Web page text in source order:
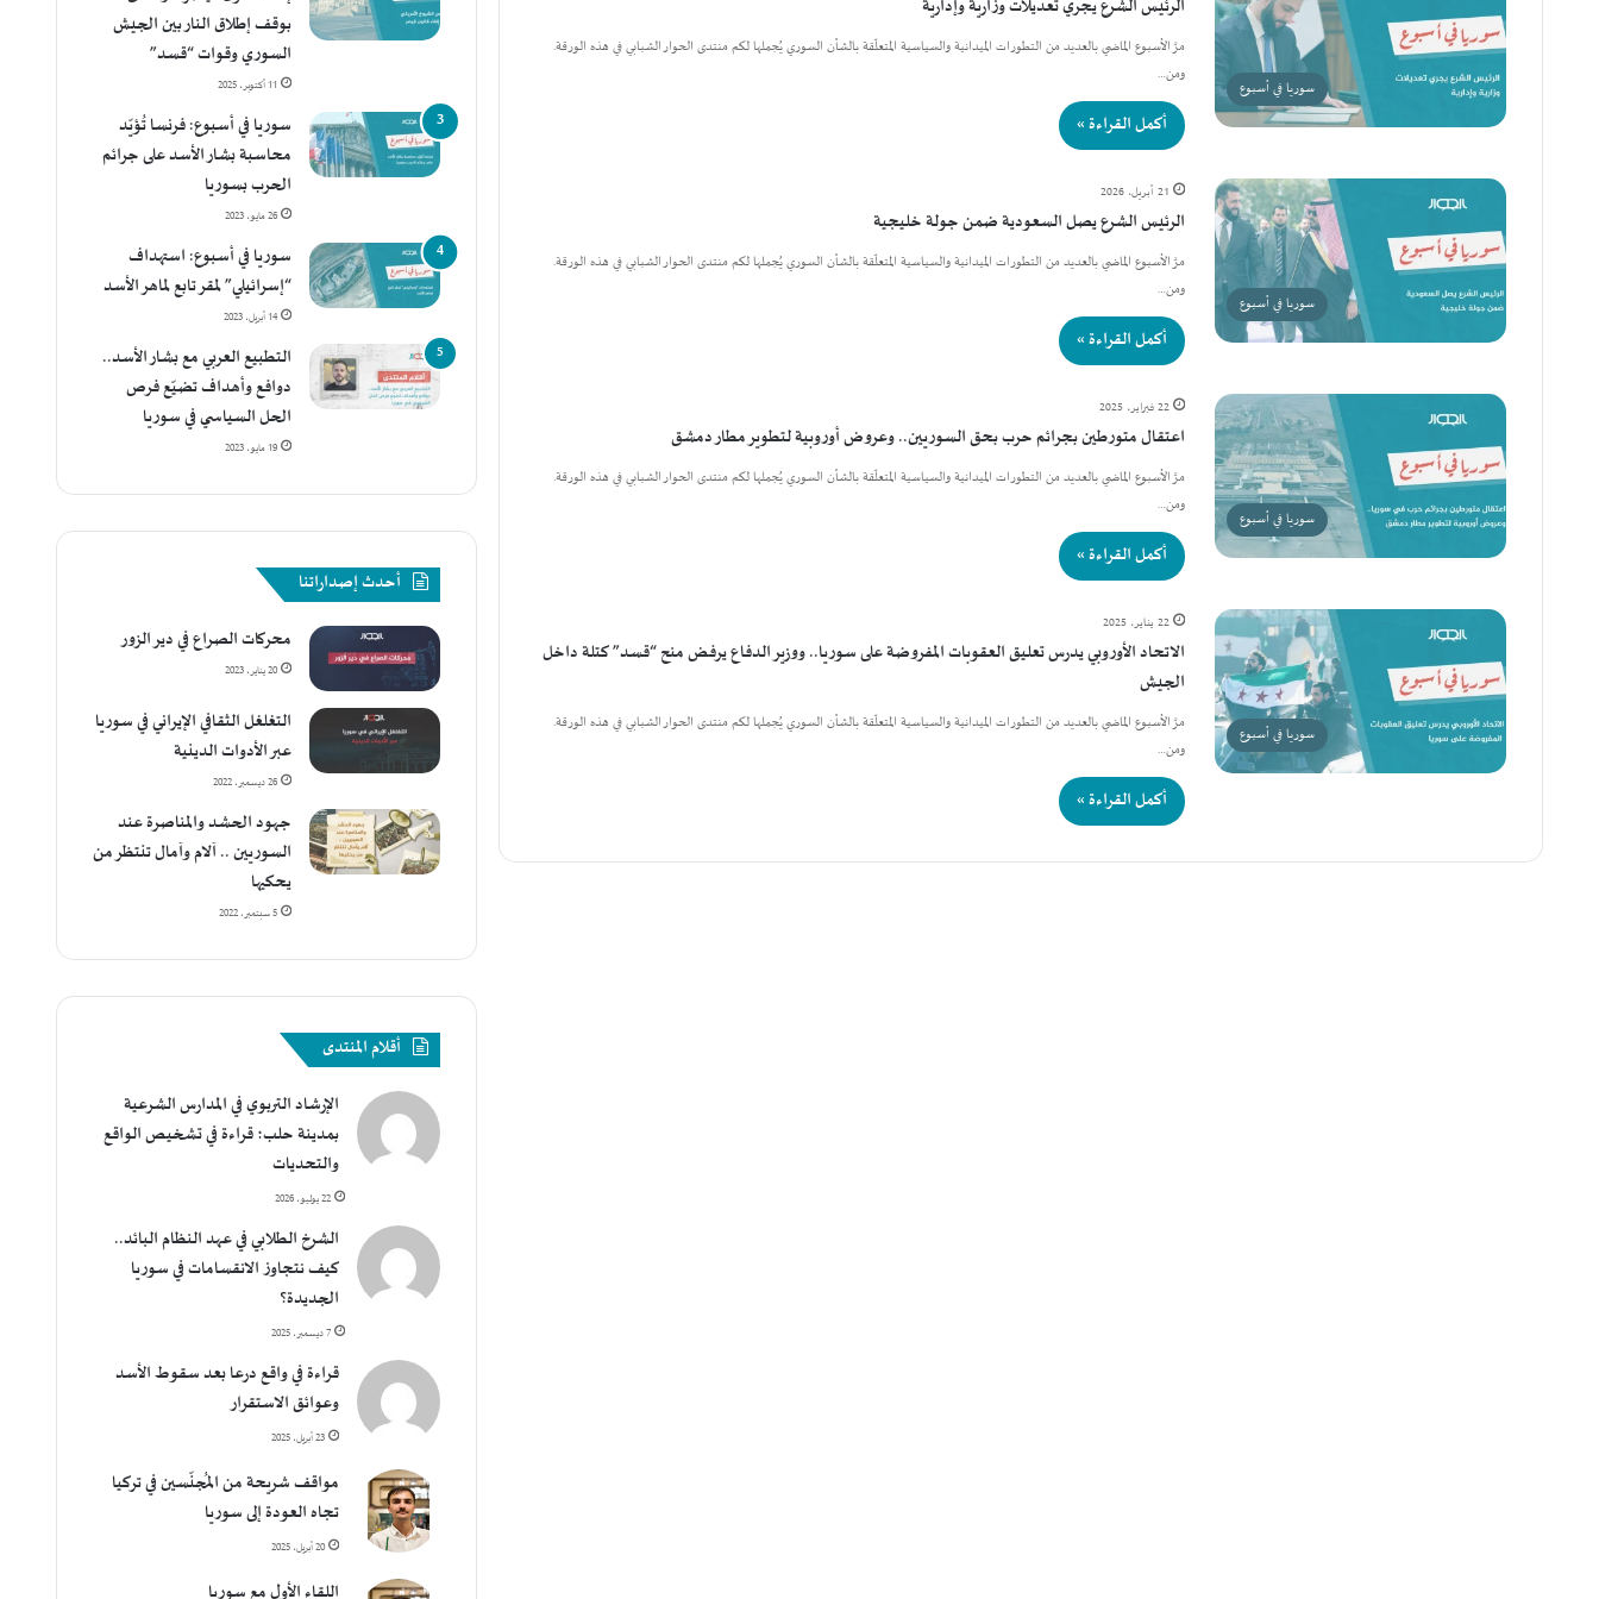
سوريا في أسبوع
الرئيس الشرع يجري تعديلات وزارية وإدارية
مرَّ الأسبوع الماضي بالعديد من التطورات الميدانية والسياسية المتعلّقة بالشأن السوري يُجملها لكم منتدى الحوار الشبابي في هذه الورقة.
ومن…
أكمل القراءة »
سوريا في أسبوع
21 أبريل، 2026
الرئيس الشرع يصل السعودية ضمن جولة خليجية
مرَّ الأسبوع الماضي بالعديد من التطورات الميدانية والسياسية المتعلّقة بالشأن السوري يُجملها لكم منتدى الحوار الشبابي في هذه الورقة.
ومن…
أكمل القراءة »
سوريا في أسبوع
22 فبراير، 2025
اعتقال متورطين بجرائم حرب بحق السوريين.. وعروض أوروبية لتطوير مطار دمشق
مرَّ الأسبوع الماضي بالعديد من التطورات الميدانية والسياسية المتعلّقة بالشأن السوري يُجملها لكم منتدى الحوار الشبابي في هذه الورقة.
ومن…
أكمل القراءة »
سوريا في أسبوع
22 يناير، 2025
الاتحاد الأوروبي يدرس تعليق العقوبات المفروضة على سوريا.. ووزير الدفاع يرفض منح “قسد” كتلة داخل
الجيش
مرَّ الأسبوع الماضي بالعديد من التطورات الميدانية والسياسية المتعلّقة بالشأن السوري يُجملها لكم منتدى الحوار الشبابي في هذه الورقة.
ومن…
أكمل القراءة »
بوقف إطلاق النار بين الجيش
السوري وقوات “قسد”
11 أكتوبر، 2025
سوريا في أسبوع: فرنسا تُؤيّد
محاسبة بشار الأسد على جرائم
الحرب بسوريا
26 مايو، 2023
سوريا في أسبوع: استهداف
“إسرائيلي” لمقر تابع لماهر الأسد
14 أبريل، 2023
التطبيع العربي مع بشار الأسد..
دوافع وأهداف تضيّع فرص
الحل السياسي في سوريا
19 مايو، 2023
أحدث إصداراتنا
محركات الصراع في دير الزور
20 يناير، 2023
التغلغل الثقافي الإيراني في سوريا
عبر الأدوات الدينية
26 ديسمبر، 2022
جهود الحشد والمناصرة عند
السوريين .. آلام وآمال تنتظر من
يحكيها
5 سبتمبر، 2022
أقلام المنتدى
الإرشاد التربوي في المدارس الشرعية
بمدينة حلب؛ قراءة في تشخيص الواقع
والتحديات
22 يوليو، 2026
الشرخ الطلابي في عهد النظام البائد..
كيف نتجاوز الانقسامات في سوريا
الجديدة؟
7 ديسمبر، 2025
قراءة في واقع درعا بعد سقوط الأسد
وعوائق الاستقرار
23 أبريل، 2025
مواقف شريحة من المُجنّسين في تركيا
تجاه العودة إلى سوريا
20 أبريل، 2025
اللقاء الأول مع سوريا